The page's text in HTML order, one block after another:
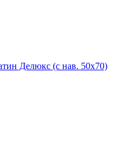
Делюкс (с нав. 50х70)